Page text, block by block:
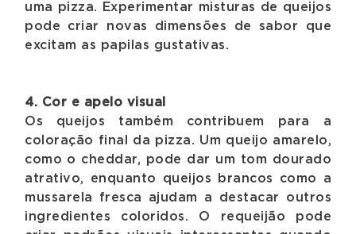
uma pizza. Experimentar misturas de queijos
pode criar novas dimensões de sabor que
excitam as papilas gustativas.
4. Cor e apelo visual
Os queijos também contribuem para a
coloração final da pizza. Um queijo amarelo,
como o cheddar, pode dar um tom dourado
atrativo, enquanto queijos brancos como a
mussarela fresca ajudam a destacar outros
ingredientes coloridos. O requeijão pode